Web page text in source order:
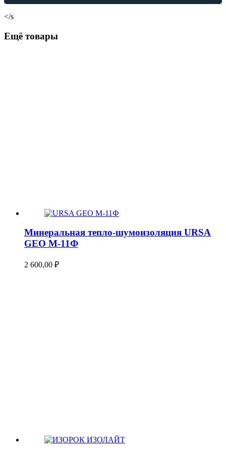
</s
Ещё товары
Минеральная тепло-шумоизоляция URSA
GEO М-11Ф
2 600,00 ₽